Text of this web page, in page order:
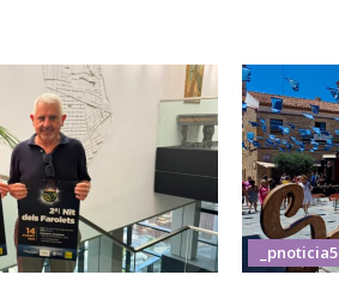
_pnoticia5